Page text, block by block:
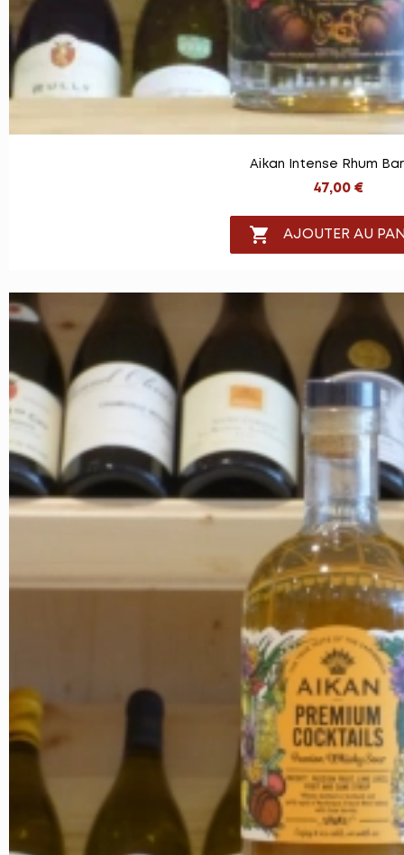
Aikan Intense Rhum
47,00 €
 AJOUTER AU